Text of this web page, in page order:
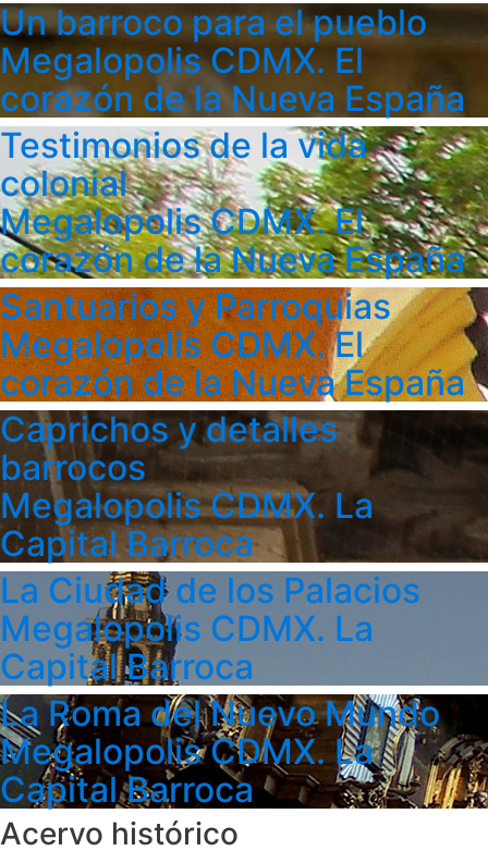
Un barroco para el pueblo
Megalopolis CDMX. El
corazón de la Nueva España
Testimonios de la vida
colonial
Megalopolis CDMX. El
corazón de la Nueva España
Santuarios y Parroquias
Megalopolis CDMX. El
corazón de la Nueva España
Caprichos y detalles
barrocos
Megalopolis CDMX. La
Capital Barroca
La Ciudad de los Palacios
Megalopolis CDMX. La
Capital Barroca
La Roma del Nuevo Mundo
Megalopolis CDMX. La
Capital Barroca
Acervo histórico